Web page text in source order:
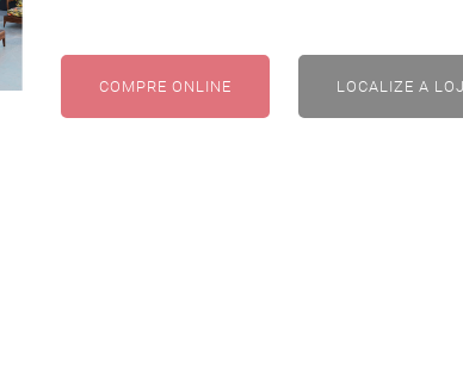
COMPRE ONLINE LOCALIZE A